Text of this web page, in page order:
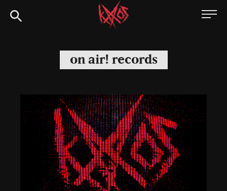
Siirry
suoraan
Kaaoszine
on air! records